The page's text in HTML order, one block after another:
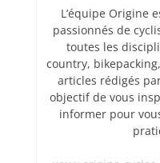
L’équipe Origine
passionnés de
toutes les
country,
articles rédigés
objectif de vous
informer pour